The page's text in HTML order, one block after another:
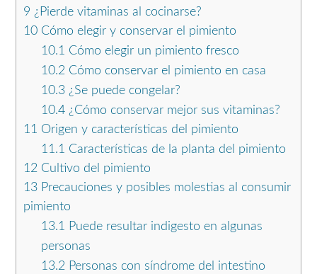
9 ¿Pierde vitaminas al cocinarse?
10 Cómo elegir y conservar el pimiento
10.1 Cómo elegir un pimiento fresco
10.2Cómo conservar el pimiento en casa
10.3¿Se puede congelar?
10.4¿Cómo conservar mejor sus vitaminas?
11 Origen y características del pimiento
11.1 Características de la planta del pimiento
12 Cultivo del pimiento
13 Precauciones y posibles molestias al consumir
pimiento
13.1 Puede resultar indigesto en algunas
personas
13.2Personas con síndrome del intestino